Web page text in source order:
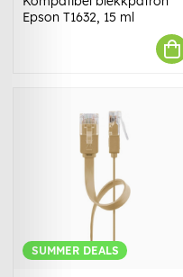
Epson T1632, 15 ml
SUMMER DEALS